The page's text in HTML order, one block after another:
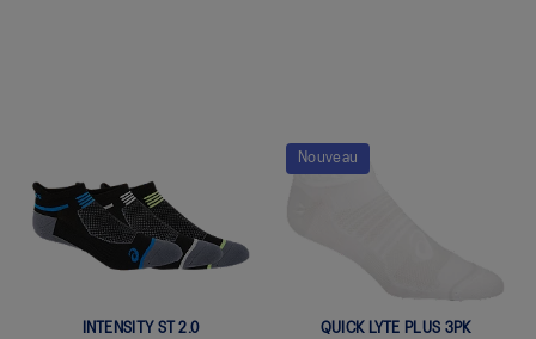
INTENSITY ST 2.0
Nouveau
QUICK LYTE PLUS 3PK